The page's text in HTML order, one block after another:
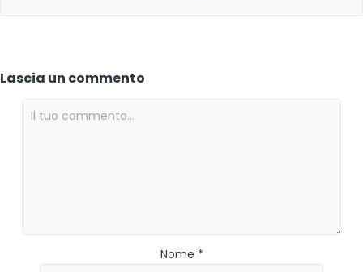
Lascia un commento
Nome *